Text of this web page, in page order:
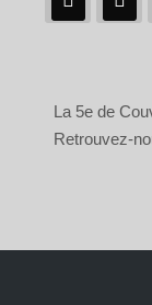
La 5e de
Retrouvez-